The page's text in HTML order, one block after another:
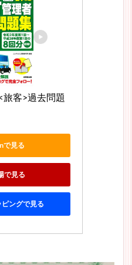
旅客>過去問題
で見る
で見る
ングで見る